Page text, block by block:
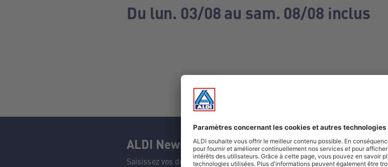
Du lun. 03/08 au sam. 08/08 inclus
ALDI Newsletter
Saisissez vos données et ne manquez aucune de nos offres.